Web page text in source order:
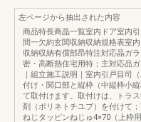
左ページから抽出された内容
商品特長商晶一覧室内ドア室内
間一欠約玄関収納収納規格表室
収納収納有償部昂特注対応晶ガ
密・高断熱住宅用特；主対応品
｜組立施工説明｜室内引戸目司
付け・関口部と縦枠（中縦枠小
て取付けます。取付けは、トラ
剤（ポリネトチユブ）を付けて
ねじタッピンねじゅ4×70（上枠